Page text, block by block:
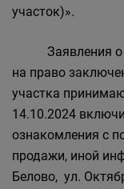
участок)».
Заявления о
на право
участка
14.10.2024
ознакомления с
продажи, иной
Белово, ул.